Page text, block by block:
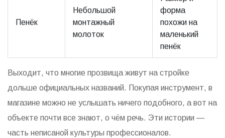
Пенёк
Небольшой
монтажный
молоток
форма
похожи на
маленький
пенёк
Выходит, что многие прозвища живут на стройке
дольше официальных названий. Покупая инструмент, в
магазине можно не услышать ничего подобного, а вот на
объекте почти все знают, о чём речь. Эти истории —
часть неписаной культуры профессионалов.